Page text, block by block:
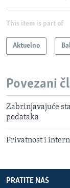
This item is part of
Aktuelno
Povezani
Zabrinjavajuće
podataka
Privatnost i
PRATITE NAS